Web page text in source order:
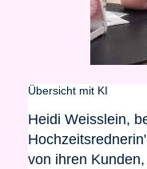
Übersicht mit KI
Heidi Weisslein,
von ihren